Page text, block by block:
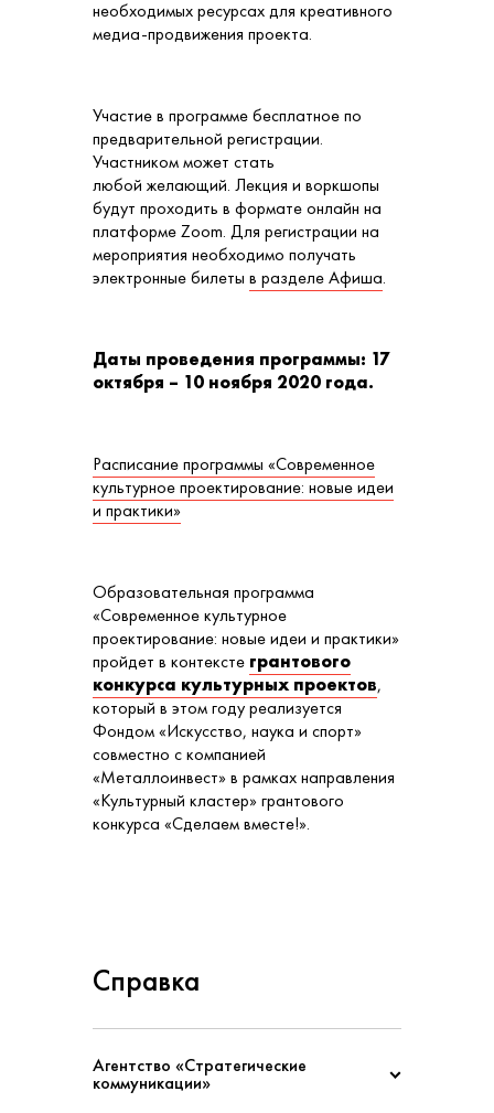
необходимых ресурсах для креативного
медиа-продвижения проекта.
Участие в программе бесплатное по
предварительной регистрации.
Участником может стать
любой желающий. Лекция и воркшопы
будут проходить в формате онлайн на
платформе Zoom. Для регистрации на
мероприятия необходимо получать
электронные билеты в разделе Афиша.
Даты проведения программы: 17
октября – 10 ноября 2020 года.
Расписание программы «Современное
культурное проектирование: новые идеи
и практики»
Образовательная программа
«Современное культурное
проектирование: новые идеи и практики»
пройдет в контексте грантового
конкурса культурных проектов,
который в этом году реализуется
Фондом «Искусство, наука и спорт»
совместно с компанией
«Металлоинвест» в рамках направления
«Культурный кластер» грантового
конкурса «Сделаем вместе!».
Справка
Агентство «Стратегические
коммуникации»